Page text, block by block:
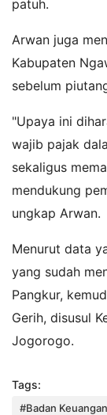
patuh.
Arwan juga
Kabupaten
sebelum
"Upaya ini
wajib pajak
sekaligus
mendukung
ungkap Arwan.
Menurut data
yang sudah
Pangkur,
Gerih, disusul
Jogorogo.
Tags:
#Badan